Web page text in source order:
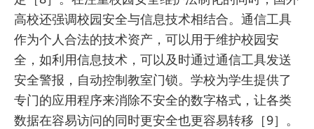
高校还强调校园安全与信息技术相结合。通信工具
作为个人合法的技术资产，可以用于维护校园安
全，如利用信息技术，可以及时通过通信工具发送
安全警报，自动控制教室门锁。学校为学生提供了
专门的应用程序来消除不安全的数字格式，让各类
数据在容易访问的同时更安全也更容易转移［9］。